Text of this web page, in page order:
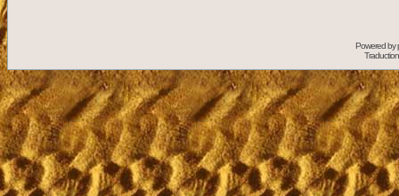
Powered by